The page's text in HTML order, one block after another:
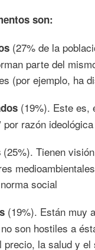
son:
(27% de la
parte del
(por ejemplo, ha
(19%). Este es,
por razón
(25%). Tienen
social
(19%). Están muy
son hostiles a
precio, la salud y el